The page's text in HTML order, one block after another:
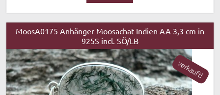
MoosA0175 Anhänger Moosachat Indien AA 3,3 cm in
925S incl. SÖ/LB
verkauft!